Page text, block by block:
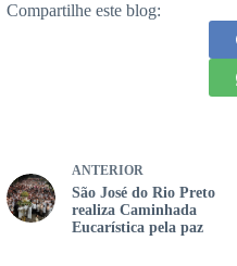
Compartilhe este blog:
ANTERIOR
São José do Rio Preto
realiza Caminhada
Eucarística pela paz